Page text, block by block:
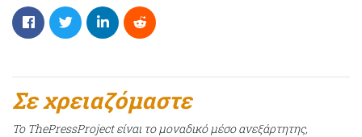
Σε χρειαζόμαστε
Το ThePressProject είναι το μοναδικό μέσο ανεξάρτητης,